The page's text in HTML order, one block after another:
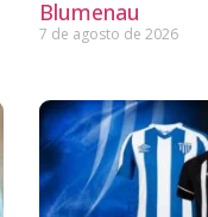
Blumenau
7 de agosto de 2026